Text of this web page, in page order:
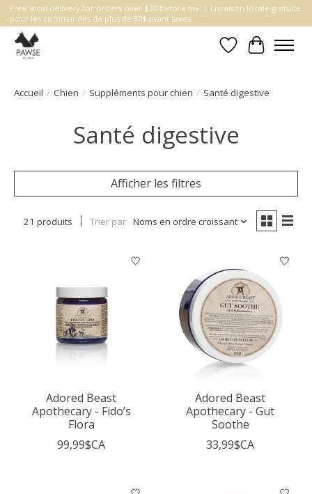
Free local delivery for orders over $30 before tax. | Livraison locale gratuite
pour les commandes de plus de 30$ avant taxes.
Liste dePanier
Accueil / Chien / Suppléments pour chien / Santé digestive
Santé digestive
Afficher les filtres
21 produits Trier par Noms en ordre croissant
Adored Beast
Apothecary - Fido’s
Flora
99,99$CA
Adored Beast
Apothecary - Gut
Soothe
33,99$CA